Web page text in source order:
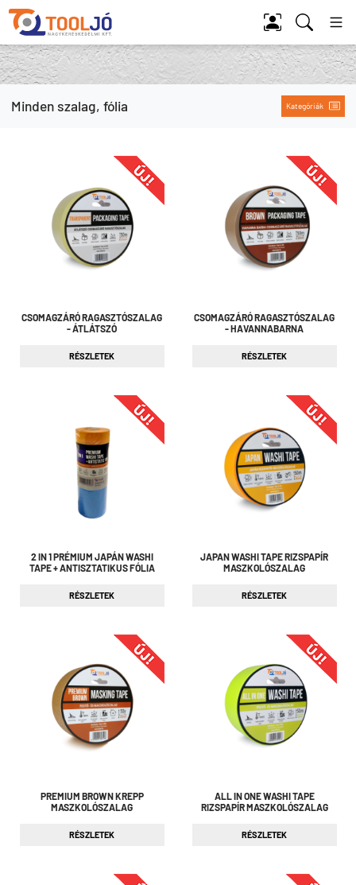
Tool Jó
Minden szalag, fólia Kategóriák
CSOMAGZÁRÓ RAGASZTÓSZALAG
- ÁTLÁTSZÓ
RÉSZLETEK
CSOMAGZÁRÓ RAGASZTÓSZALAG
- HAVANNABARNA
RÉSZLETEK
2 IN 1 PRÉMIUM JAPÁN WASHI
TAPE + ANTISZTATIKUS FÓLIA
RÉSZLETEK
JAPAN WASHI TAPE RIZSPAPÍR
MASZKOLÓSZALAG
RÉSZLETEK
PREMIUM BROWN KREPP
MASZKOLÓSZALAG
RÉSZLETEK
ALL IN ONE WASHI TAPE
RIZSPAPÍR MASZKOLÓSZALAG
RÉSZLETEK